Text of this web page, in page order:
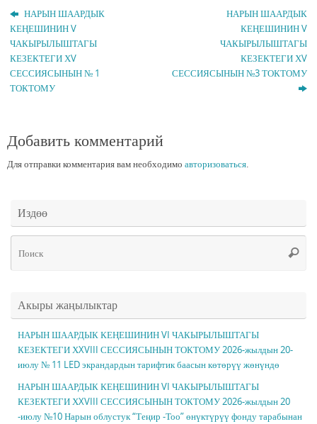
НАРЫН ШААРДЫК
КЕҢЕШИНИН V
ЧАКЫРЫЛЫШТАГЫ
КЕЗЕКТЕГИ ХV
СЕССИЯСЫНЫН № 1
ТОКТОМУ
НАРЫН ШААРДЫК
КЕҢЕШИНИН V
ЧАКЫРЫЛЫШТАГЫ
КЕЗЕКТЕГИ ХV
СЕССИЯСЫНЫН №3 ТОКТОМУ
Добавить комментарий
Для отправки комментария вам необходимо авторизоваться.
Издөө
Поиск
Акыры жаңылыктар
НАРЫН ШААРДЫК КЕҢЕШИНИН VI ЧАКЫРЫЛЫШТАГЫ
КЕЗЕКТЕГИ ХXVIII СЕССИЯСЫНЫН ТОКТОМУ 2026-жылдын 20-
июлу № 11 LED экрандардын тарифтик баасын көтөрүү жөнүндө
НАРЫН ШААРДЫК КЕҢЕШИНИН VI ЧАКЫРЫЛЫШТАГЫ
КЕЗЕКТЕГИ ХXVIII СЕССИЯСЫНЫН ТОКТОМУ 2026-жылдын 20
-июлу №10 Нарын облустук “Теңир -Тоо” өнүктүрүү фонду тарабынан